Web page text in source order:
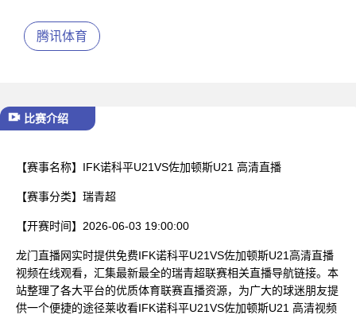
腾讯体育
比赛介绍
【赛事名称】 IFK诺科平U21VS佐加顿斯U21 高清直播
【赛事分类】 瑞青超
【开赛时间】 2026-06-03 19:00:00
龙门直播网实时提供免费IFK诺科平U21VS佐加顿斯U21高清直播
视频在线观看，汇集最新最全的瑞青超联赛相关直播导航链接。本
站整理了各大平台的优质体育联赛直播资源，为广大的球迷朋友提
供一个便捷的途径莱收看IFK诺科平U21VS佐加顿斯U21 高清视频